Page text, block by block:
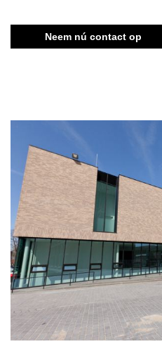
Neem nú contact op